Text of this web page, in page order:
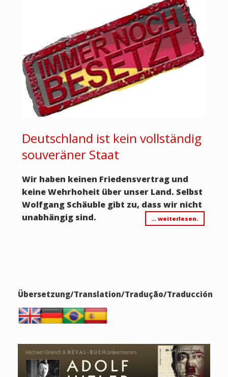
Deutschland ist kein vollständig
souveräner Staat
Wir haben keinen Friedensvertrag und
keine Wehrhoheit über unser Land. Selbst
Wolfgang Schäuble gibt zu, dass wir nicht
unabhängig sind.
… weiterlesen.
Übersetzung/Translation/Tradução/Traducción